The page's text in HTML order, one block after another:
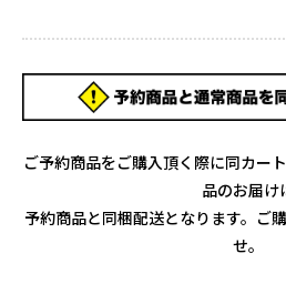
ご予約商品をご購入頂く際に同カー
品のお届け
予約商品と同梱配送となります。ご
せ。